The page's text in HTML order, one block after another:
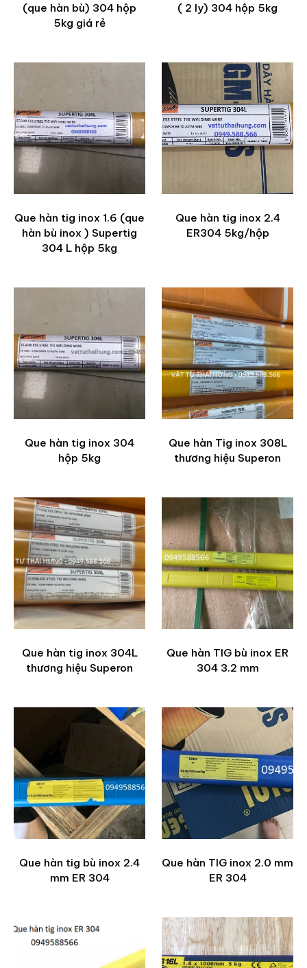
(que hàn bù) 304 hộp
5kg giá rẻ
( 2 ly) 304 hộp 5kg
Que hàn tig inox 1.6 (que
hàn bù inox ) Supertig
304 L hộp 5kg
Que hàn tig inox 2.4
ER304 5kg/hộp
Que hàn tig inox 304
hộp 5kg
Que hàn Tig inox 308L
thương hiệu Superon
Que hàn tig inox 304L
thương hiệu Superon
Que hàn TIG bù inox ER
304 3.2 mm
Que hàn tig bù inox 2.4
mm ER 304
Que hàn TIG inox 2.0 mm
ER 304